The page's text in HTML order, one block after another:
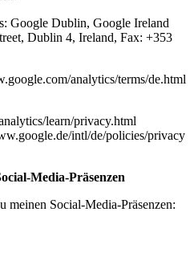
Google Dublin, Google Ireland
Dublin 4, Ireland, Fax: +353
analytics/terms/de.html
learn/privacy.html
intl/de/policies/privacy
Media-Präsenzen
meinen Social-Media-Präsenzen: